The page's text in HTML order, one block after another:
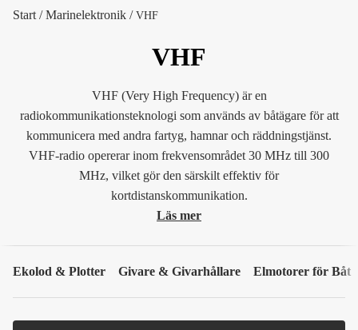
Start /Marinelektronik / VHF
VHF
VHF (Very High Frequency) är en
radiokommunikationsteknologi som används av båtägare för att
kommunicera med andra fartyg, hamnar och räddningstjänst.
VHF-radio opererar inom frekvensområdet 30 MHz till 300
MHz, vilket gör den särskilt effektiv för
kortdistanskommunikation.
Läs mer
Ekolod & Plotter Givare & Givarhållare Elmotorer för Båt